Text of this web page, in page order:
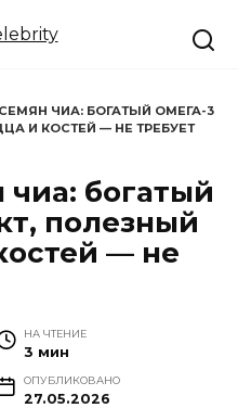
ЧИА: БОГАТЫЙ ОМЕГА-3
И КОСТЕЙ — НЕ ТРЕБУЕТ
богатый
полезный
— не
НА ЧТЕНИЕ
3 мин
ОПУБЛИКОВАНО
27.05.2026